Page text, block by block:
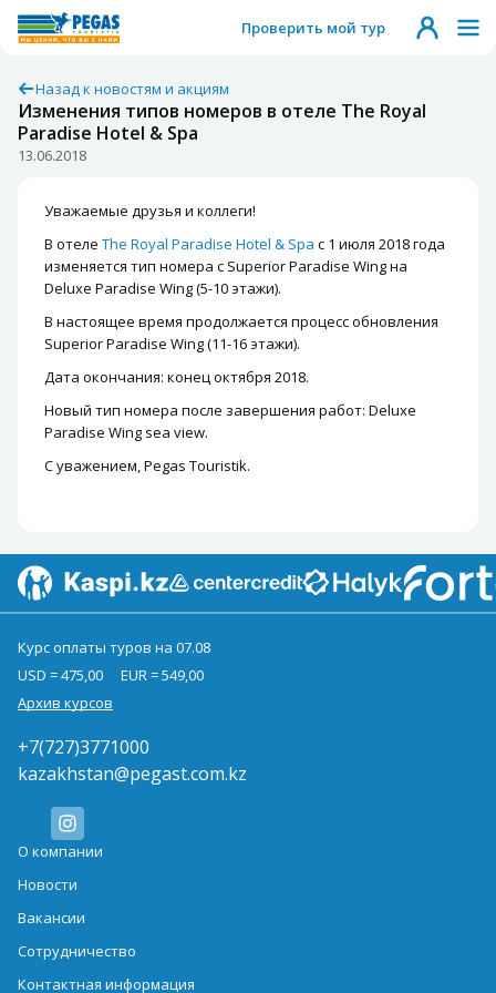
Проверить мой тур
Назад к новостям и акциям
Изменения типов номеров в отеле The Royal
Paradise Hotel & Spa
13.06.2018
Уважаемые друзья и коллеги!
В отеле The Royal Paradise Hotel & Spa с 1 июля 2018 года
изменяется тип номера с Superior Paradise Wing на
Deluxe Paradise Wing (5-10 этажи).
В настоящее время продолжается процесс обновления
Superior Paradise Wing (11-16 этажи).
Дата окончания: конец октября 2018.
Новый тип номера после завершения работ: Deluxe
Paradise Wing sea view.
С уважением, Pegas Touristik.
Курс оплаты туров на 07.08
USD = 475,00
EUR = 549,00
Архив курсов
+7(727)3771000
kazakhstan@pegast.com.kz
О компании
Новости
Вакансии
Сотрудничество
Контактная информация